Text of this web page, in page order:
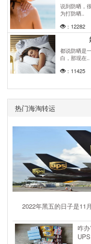
说到防晒，
为打防晒..
：12282
都说防晒是
白，那现在..
：11425
热门海淘转运
2022年黑五的日子是11
咋